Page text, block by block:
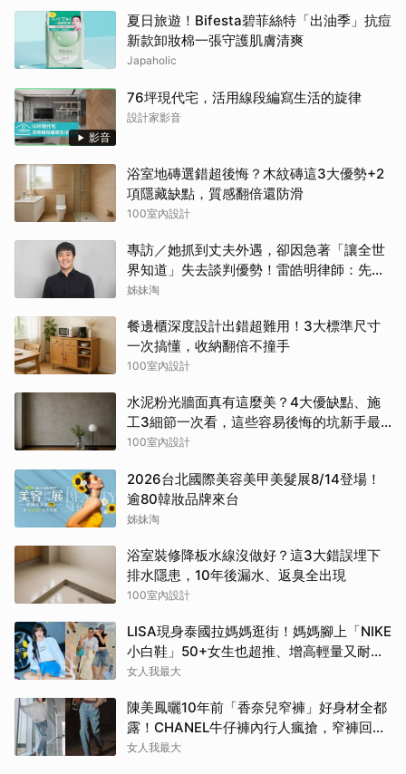
夏日旅遊！Bifesta碧菲絲特「出油季」抗痘
新款卸妝棉一張守護肌膚清爽
Japaholic
影音
76坪現代宅，活用線段編寫生活的旋律
設計家影音
浴室地磚選錯超後悔？木紋磚這3大優勢+2
項隱藏缺點，質感翻倍還防滑
100室內設計
專訪／她抓到丈夫外遇，卻因急著「讓全世
界知道」失去談判優勢！雷皓明律師：先守
住證據，才有選擇
姊妹淘
餐邊櫃深度設計出錯超難用！3大標準尺寸
一次搞懂，收納翻倍不撞手
100室內設計
水泥粉光牆面真有這麼美？4大優缺點、施
工3細節一次看，這些容易後悔的坑新手最
常踩
100室內設計
2026台北國際美容美甲美髮展8/14登場！
逾80韓妝品牌來台
姊妹淘
浴室裝修降板水線沒做好？這3大錯誤埋下
排水隱患，10年後漏水、返臭全出現
100室內設計
LISA現身泰國拉媽媽逛街！媽媽腳上「NIKE
小白鞋」50+女生也超推、增高輕量又耐
走！
女人我最大
陳美鳳曬10年前「香奈兒窄褲」好身材全都
露！CHANEL牛仔褲內行人瘋搶，窄褲回歸
必看這幾條
女人我最大